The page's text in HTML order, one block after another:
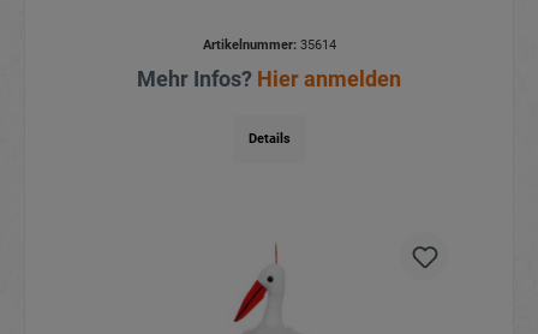
Artikelnummer:35614
Mehr Infos? Hier anmelden
Details